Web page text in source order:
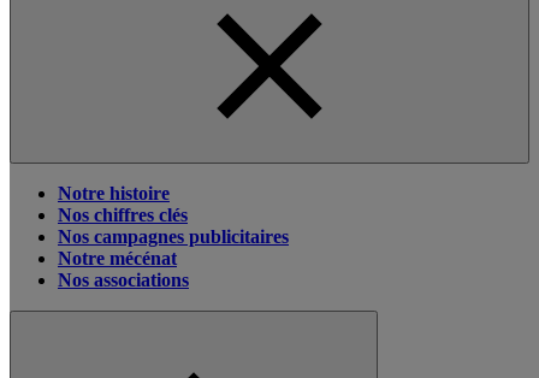
Notre histoire
Nos chiffres clés
Nos campagnes publicitaires
Notre mécénat
Nos associations